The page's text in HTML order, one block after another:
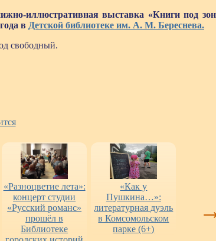
иллюстративная выставка «Книги под
в Детской библиотеке им. А. М. Береснева.
свободный.
«Разноцветие лета»:
концерт студии
«Русский романс»
прошёл в
Библиотеке
«Как у
Пушкина…»:
литературная дуэль
в Комсомольском
парке (6+)